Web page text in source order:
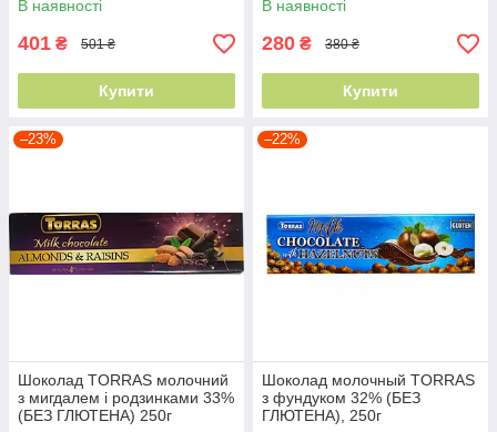
В наявності
401 ₴ 501 ₴
Купити
В наявності
280 ₴ 380 ₴
Купити
–23%
Шоколад TORRAS молочний
з мигдалем і родзинками 33%
(БЕЗ ГЛЮТЕНА) 250г
–22%
Шоколад молочный TORRAS
з фундуком 32% (БЕЗ
ГЛЮТЕНА), 250г